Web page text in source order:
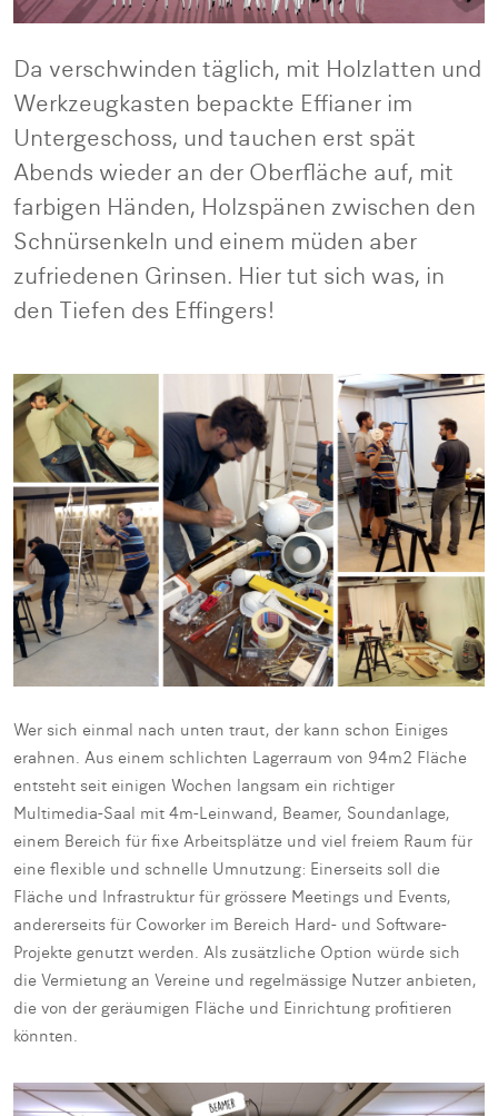
Da verschwinden täglich, mit Holzlatten und
Werkzeugkasten bepackte Effianer im
Untergeschoss, und tauchen erst spät
Abends wieder an der Oberfläche auf, mit
farbigen Händen, Holzspänen zwischen den
Schnürsenkeln und einem müden aber
zufriedenen Grinsen. Hier tut sich was, in
den Tiefen des Effingers!
Wer sich einmal nach unten traut, der kann schon Einiges
erahnen. Aus einem schlichten Lagerraum von 94m2 Fläche
entsteht seit einigen Wochen langsam ein richtiger
Multimedia-Saal mit 4m-Leinwand, Beamer, Soundanlage,
einem Bereich für fixe Arbeitsplätze und viel freiem Raum für
eine flexible und schnelle Umnutzung: Einerseits soll die
Fläche und Infrastruktur für grössere Meetings und Events,
andererseits für Coworker im Bereich Hard- und Software-
Projekte genutzt werden. Als zusätzliche Option würde sich
die Vermietung an Vereine und regelmässige Nutzer anbieten,
die von der geräumigen Fläche und Einrichtung profitieren
könnten.